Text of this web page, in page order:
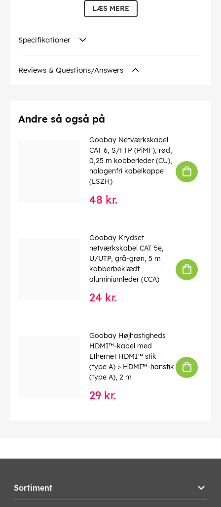
: EIA/TIA-568 B
: WEEE, CE
Driftstemperatur op til: 65 °C
max. båndbredde
: 500 MHz
Kink beskyttelse: tosidet
Materiale kabelkappe: LSZH
LÆS MERE
Specifikationer
Reviews & Questions/Answers
Andre så også på
Goobay Netværkskabel
CAT 6, S/FTP (PiMF), rød,
0,25 m kobberleder (CU),
halogenfri kabelkappe
(LSZH)
48 kr.
Goobay Krydset
netværkskabel CAT 5e,
U/UTP, grå-grøn, 5 m
kobberbeklædt
aluminiumleder (CCA)
24 kr.
Goobay Højhastigheds
HDMI™-kabel med
Ethernet HDMI™ stik
(type A) > HDMI™-hanstik
(type A), 2 m
29 kr.
Sortiment